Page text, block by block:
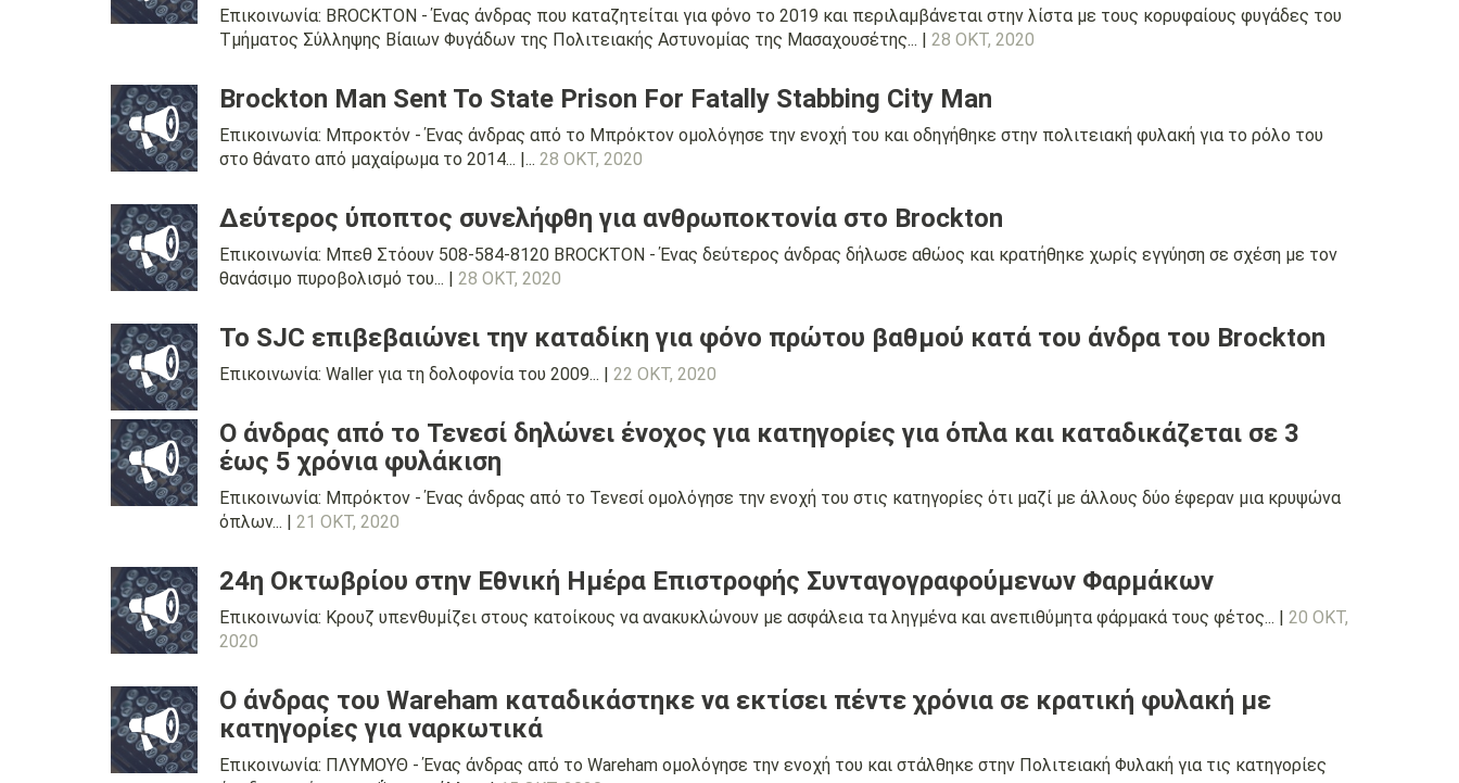
Επικοινωνία: BROCKTON - Ένας άνδρας που καταζητείται για φόνο το 2019 και περιλαμβάνεται στην λίστα με τους κορυφαίους φυγάδες του
Τμήματος Σύλληψης Βίαιων Φυγάδων της Πολιτειακής Αστυνομίας της Μασαχουσέτης... | 28 ΟΚΤ, 2020
Brockton Man Sent To State Prison For Fatally Stabbing City Man
Επικοινωνία: Μπροκτόν - Ένας άνδρας από το Μπρόκτον ομολόγησε την ενοχή του και οδηγήθηκε στην πολιτειακή φυλακή για το ρόλο του
στο θάνατο από μαχαίρωμα το 2014... |... 28 ΟΚΤ, 2020
Δεύτερος ύποπτος συνελήφθη για ανθρωποκτονία στο Brockton
Επικοινωνία: Μπεθ Στόουν 508-584-8120 BROCKTON - Ένας δεύτερος άνδρας δήλωσε αθώος και κρατήθηκε χωρίς εγγύηση σε σχέση με τον
θανάσιμο πυροβολισμό του... | 28 ΟΚΤ, 2020
Το SJC επιβεβαιώνει την καταδίκη για φόνο πρώτου βαθμού κατά του άνδρα του Brockton
Επικοινωνία: Waller για τη δολοφονία του 2009... | 22 ΟΚΤ, 2020
Ο άνδρας από το Τενεσί δηλώνει ένοχος για κατηγορίες για όπλα και καταδικάζεται σε 3
έως 5 χρόνια φυλάκιση
Επικοινωνία: Μπρόκτον - Ένας άνδρας από το Τενεσί ομολόγησε την ενοχή του στις κατηγορίες ότι μαζί με άλλους δύο έφεραν μια κρυψώνα
όπλων... | 21 ΟΚΤ, 2020
24η Οκτωβρίου στην Εθνική Ημέρα Επιστροφής Συνταγογραφούμενων Φαρμάκων
Επικοινωνία: Κρουζ υπενθυμίζει στους κατοίκους να ανακυκλώνουν με ασφάλεια τα ληγμένα και ανεπιθύμητα φάρμακά τους φέτος... | 20 ΟΚΤ,
2020
Ο άνδρας του Wareham καταδικάστηκε να εκτίσει πέντε χρόνια σε κρατική φυλακή με
κατηγορίες για ναρκωτικά
Επικοινωνία: ΠΛΥΜΟΥΘ - Ένας άνδρας από το Wareham ομολόγησε την ενοχή του και στάλθηκε στην Πολιτειακή Φυλακή για τις κατηγορίες